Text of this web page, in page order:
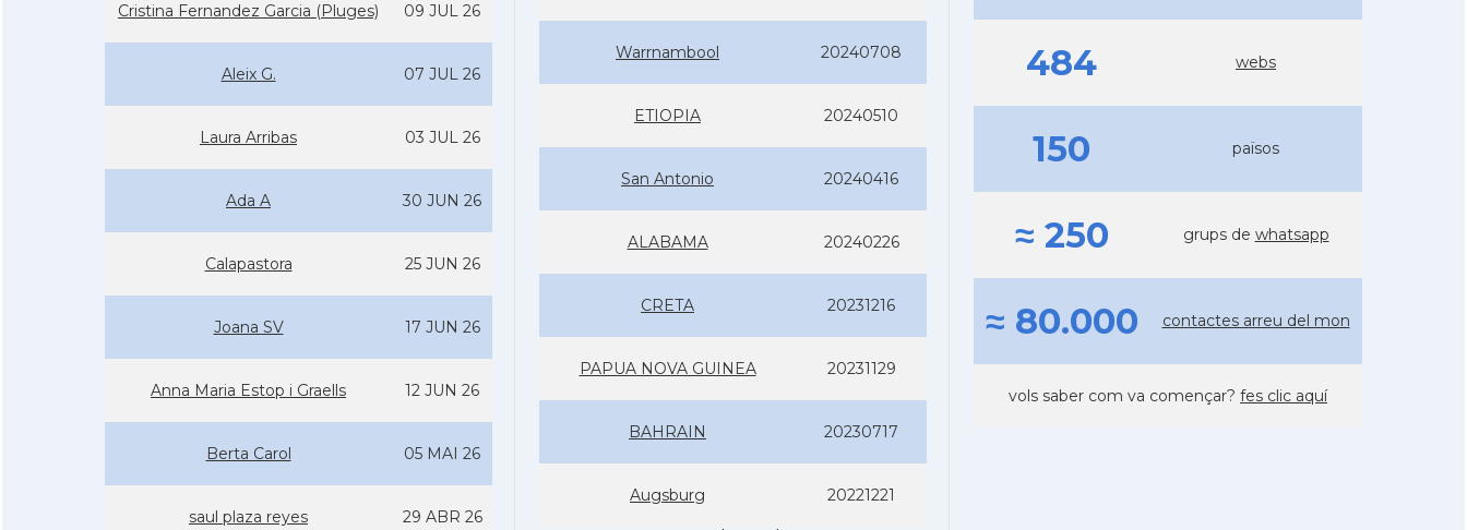
Cristina Fernandez Garcia (Pluges) 09 JUL 26
Aleix G. 07 JUL 26
Laura Arribas 03 JUL 26
Ada A 30 JUN 26
Calapastora 25 JUN 26
Joana SV 17 JUN 26
Anna Maria Estop i Graells 12 JUN 26
Berta Carol 05 MAI 26
saul plaza reyes 29 ABR 26
Warrnambool 20240708
ETIOPIA 20240510
San Antonio 20240416
ALABAMA 20240226
CRETA 20231216
PAPUA NOVA GUINEA 20231129
BAHRAIN 20230717
Augsburg 20221221
484 webs
150 països
≈ 250 grups de whatsapp
≈ 80.000 contactes arreu del mon
vols saber com va començar? fes clic aquí